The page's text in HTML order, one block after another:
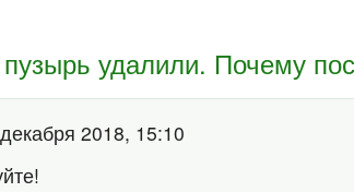
удалили. Почему
2018, 15:10